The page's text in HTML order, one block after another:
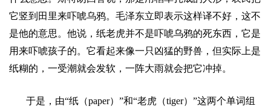
它竖到田里来吓唬乌鸦。毛泽东立即表示这样译不好，这不
是他的意思。他说，纸老虎并不是吓唬乌鸦的死东西，它是
用来吓唬孩子的。它看起来像一只凶猛的野兽，但实际上是
纸糊的，一受潮就会发软，一阵大雨就会把它冲掉。
于是，由“纸（paper） ”和“老虎（tiger） ”这两个单词组